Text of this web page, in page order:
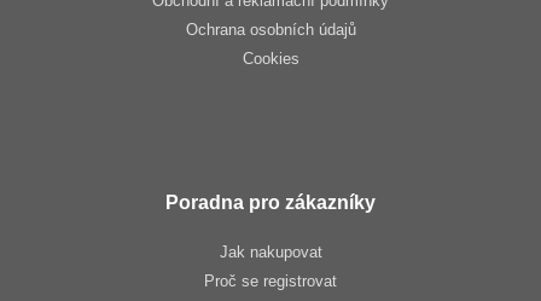
Ochrana osobních údajů
Cookies
Poradna pro zákazníky
Jak nakupovat
Proč se registrovat